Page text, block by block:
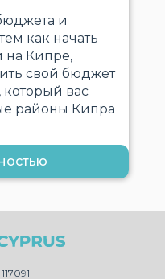
и
как начать
на Кипре,
свой бюджет
вас
районы Кипра